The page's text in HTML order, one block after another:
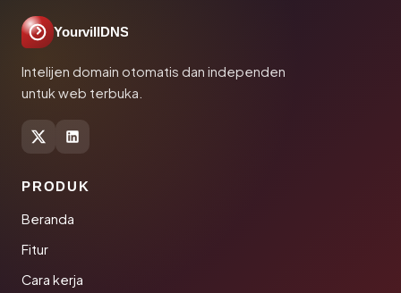
YourvillDNS
Intelijen domain otomatis dan independen
untuk web terbuka.
PRODUK
Beranda
Fitur
Cara kerja